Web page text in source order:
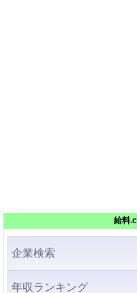
給料
企業検索
年収ランキング